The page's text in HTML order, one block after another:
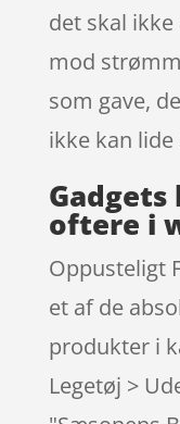
det skal
mod
som gave,
ikke kan lide
oftere i
Oppusteligt
et af de
produkter i
Legetøj >